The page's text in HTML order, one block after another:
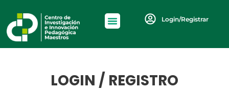
Login/Registrar
LOGIN / REGISTRO